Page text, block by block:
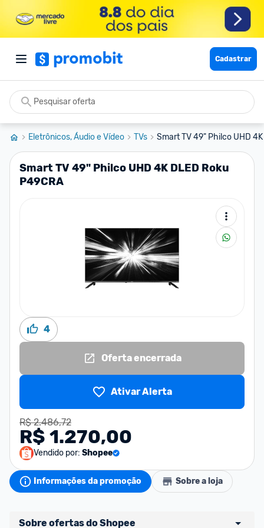
Cadastrar
Eletrônicos, Áudio e Vídeo TVs Smart TV 49" Philco UHD
Smart TV 49" Philco UHD 4K DLED Roku
P49CRA
4
Oferta encerrada
Ativar Alerta
R$ 2.486,72
R$ 1.270,00
Vendido por: Shopee
Informações da promoção Sobre a loja
Sobre ofertas do Shopee